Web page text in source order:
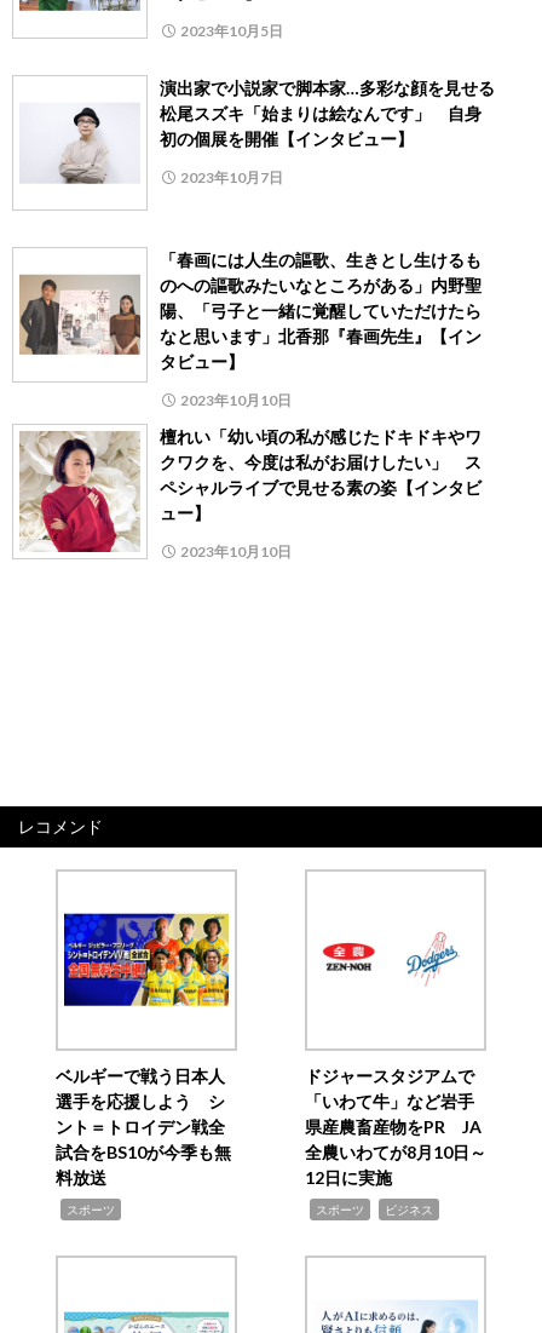
2023年10月5日
演出家で小説家で脚本家…多彩な顔を見せる
松尾スズキ「始まりは絵なんです」 自身
初の個展を開催【インタビュー】
2023年10月7日
「春画には人生の謳歌、生きとし生けるも
のへの謳歌みたいなところがある」内野聖
陽、「弓子と一緒に覚醒していただけたら
なと思います」北香那『春画先生』【イン
タビュー】
2023年10月10日
檀れい「幼い頃の私が感じたドキドキやワ
クワクを、今度は私がお届けしたい」 ス
ペシャルライブで見せる素の姿【インタビ
ュー】
2023年10月10日
レコメンド
ベルギーで戦う日本人
選手を応援しよう シ
ント＝トロイデン戦全
試合をBS10が今季も無
料放送
スポーツ
ドジャースタジアムで
「いわて牛」など岩手
県産農畜産物をPR JA
全農いわてが8月10日～
12日に実施
スポーツ ビジネス